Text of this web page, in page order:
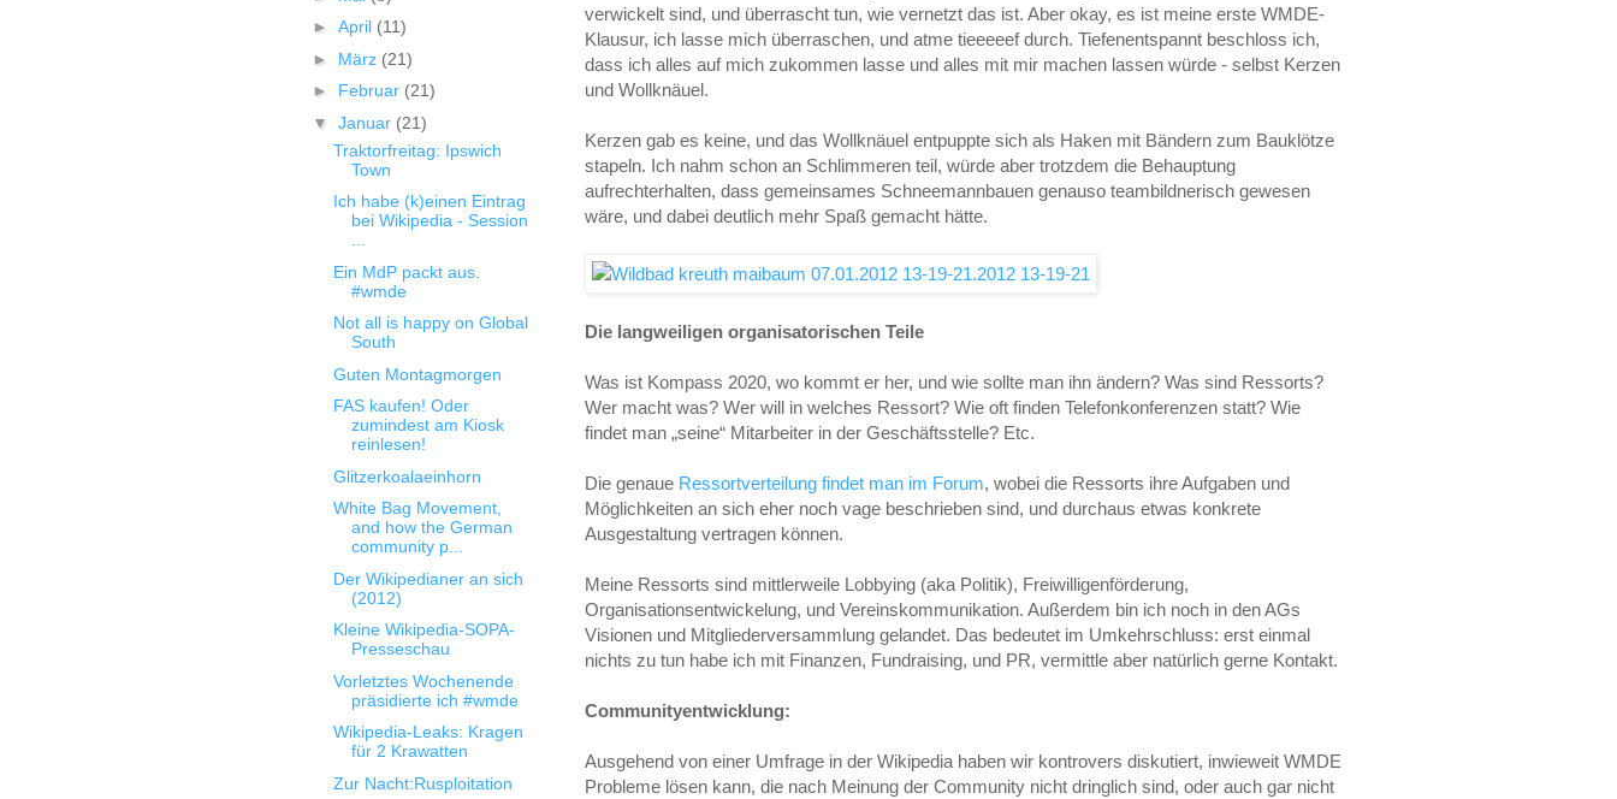
verwickelt sind, und überrascht tun, wie vernetzt das ist. Aber okay, es ist meine erste WMDE-
Klausur, ich lasse mich überraschen, und atme tieeeeef durch. Tiefenentspannt beschloss ich,
dass ich alles auf mich zukommen lasse und alles mit mir machen lassen würde - selbst Kerzen
und Wollknäuel.
Kerzen gab es keine, und das Wollknäuel entpuppte sich als Haken mit Bändern zum Bauklötze
stapeln. Ich nahm schon an Schlimmeren teil, würde aber trotzdem die Behauptung
aufrechterhalten, dass gemeinsames Schneemannbauen genauso teambildnerisch gewesen
wäre, und dabei deutlich mehr Spaß gemacht hätte.
Die langweiligen organisatorischen Teile
Was ist Kompass 2020, wo kommt er her, und wie sollte man ihn ändern? Was sind Ressorts?
Wer macht was? Wer will in welches Ressort? Wie oft finden Telefonkonferenzen statt? Wie
findet man „seine“ Mitarbeiter in der Geschäftsstelle? Etc.
Die genaue Ressortverteilung findet man im Forum, wobei die Ressorts ihre Aufgaben und
Möglichkeiten an sich eher noch vage beschrieben sind, und durchaus etwas konkrete
Ausgestaltung vertragen können.
Meine Ressorts sind mittlerweile Lobbying (aka Politik), Freiwilligenförderung,
Organisationsentwickelung, und Vereinskommunikation. Außerdem bin ich noch in den AGs
Visionen und Mitgliederversammlung gelandet. Das bedeutet im Umkehrschluss: erst einmal
nichts zu tun habe ich mit Finanzen, Fundraising, und PR, vermittle aber natürlich gerne Kontakt.
Communityentwicklung:
Ausgehend von einer Umfrage in der Wikipedia haben wir kontrovers diskutiert, inwieweit WMDE
Probleme lösen kann, die nach Meinung der Community nicht dringlich sind, oder auch gar nicht
► April (11)
► März (21)
► Februar (21)
▼ Januar (21)
Traktorfreitag: Ipswich
Town
Ich habe (k)einen Eintrag
bei Wikipedia - Session
Ein MdP packt aus.
#wmde
Not all is happy on Global
South
Guten Montagmorgen
FAS kaufen! Oder
zumindest am Kiosk
reinlesen!
Glitzerkoalaeinhorn
White Bag Movement,
and how the German
community p...
Der Wikipedianer an sich
(2012)
Kleine Wikipedia-SOPA-
Presseschau
Vorletztes Wochenende
präsidierte ich #wmde
Wikipedia-Leaks: Kragen
für 2 Krawatten
Zur Nacht:Rusploitation